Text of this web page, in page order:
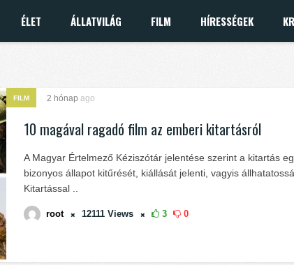
ÉLET ÁLLATVILÁG FILM HÍRESSÉGEK
FILM 2 hónap ago
10 magával ragadó film az emberi kitartásról
A Magyar Értelmező Kéziszótár jelentése szerint a kitartás
bizonyos állapot kitűrését, kiállását jelenti, vagyis
Kitartással ..
root 12111 Views 3 0